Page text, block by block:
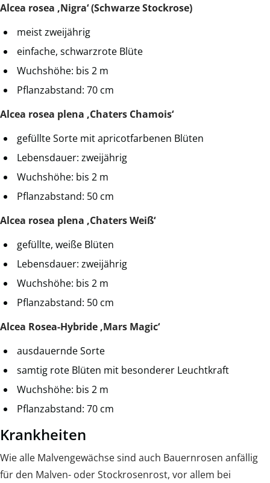
Alcea rosea ‚Nigra‘ (Schwarze Stockrose)
meist zweijährig
einfache, schwarzrote Blüte
Wuchshöhe: bis 2 m
Pflanzabstand: 70 cm
Alcea rosea plena ‚Chaters Chamois‘
gefüllte Sorte mit apricotfarbenen Blüten
Lebensdauer: zweijährig
Wuchshöhe: bis 2 m
Pflanzabstand: 50 cm
Alcea rosea plena ‚Chaters Weiß‘
gefüllte, weiße Blüten
Lebensdauer: zweijährig
Wuchshöhe: bis 2 m
Pflanzabstand: 50 cm
Alcea Rosea-Hybride ‚Mars Magic‘
ausdauernde Sorte
samtig rote Blüten mit besonderer Leuchtkraft
Wuchshöhe: bis 2 m
Pflanzabstand: 70 cm
Krankheiten
Wie alle Malvengewächse sind auch Bauernrosen anfällig
für den Malven- oder Stockrosenrost, vor allem bei